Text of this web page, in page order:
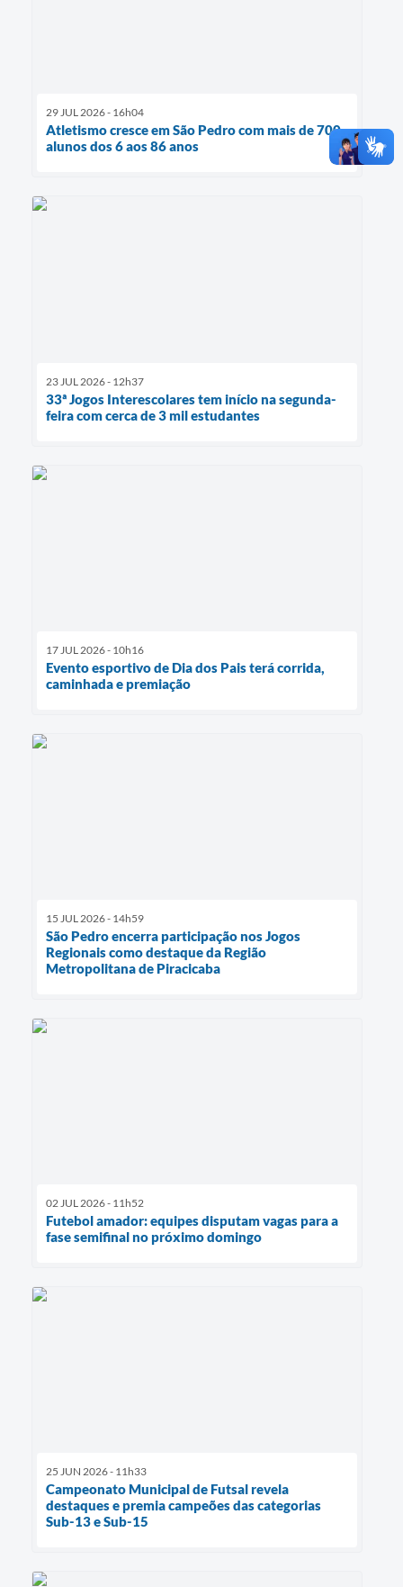
29 JUL 2026 - 16h04
Atletismo cresce em São Pedro com mais de 700
alunos dos 6 aos 86 anos
23 JUL 2026 - 12h37
33ª Jogos Interescolares tem início na segunda-
feira com cerca de 3 mil estudantes
17 JUL 2026 - 10h16
Evento esportivo de Dia dos Pais terá corrida,
caminhada e premiação
15 JUL 2026 - 14h59
São Pedro encerra participação nos Jogos
Regionais como destaque da Região
Metropolitana de Piracicaba
02 JUL 2026 - 11h52
Futebol amador: equipes disputam vagas para a
fase semifinal no próximo domingo
25 JUN 2026 - 11h33
Campeonato Municipal de Futsal revela
destaques e premia campeões das categorias
Sub-13 e Sub-15